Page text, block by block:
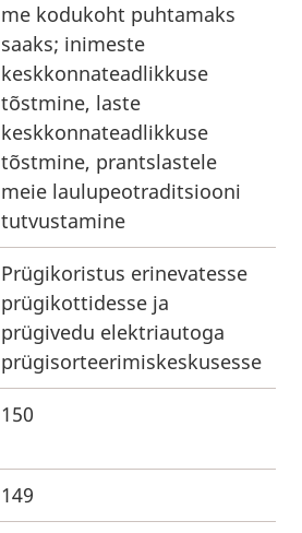
me kodukoht puhtamaks
saaks; inimeste
keskkonnateadlikkuse
tõstmine, laste
keskkonnateadlikkuse
tõstmine, prantslastele
meie laulupeotraditsiooni
tutvustamine
Prügikoristus erinevatesse
prügikottidesse ja
prügivedu elektriautoga
prügisorteerimiskeskusesse
150
149